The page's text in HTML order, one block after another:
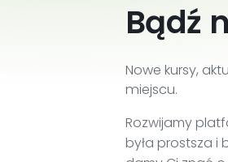
Bądź
Nowe kursy,
miejscu.
Rozwijamy
była prostsza i